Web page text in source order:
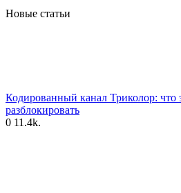
Новые статьи
Кодированный канал Триколор: что
разблокировать
0 11.4k.